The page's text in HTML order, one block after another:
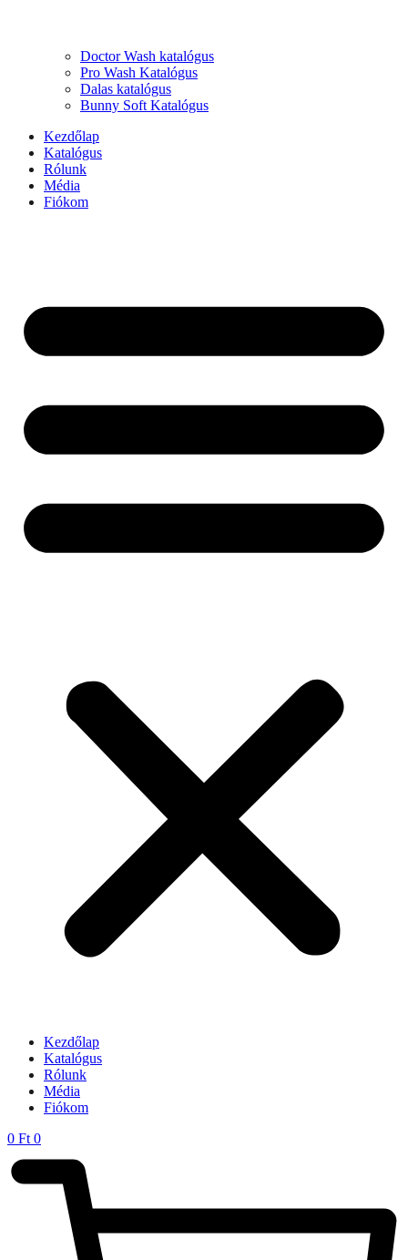
Doctor Wash katalógus
Pro Wash Katalógus
Dalas katalógus
Bunny Soft Katalógus
Kezdőlap
Katalógus
Rólunk
Média
Fiókom
Kezdőlap
Katalógus
Rólunk
Média
Fiókom
0 Ft 0